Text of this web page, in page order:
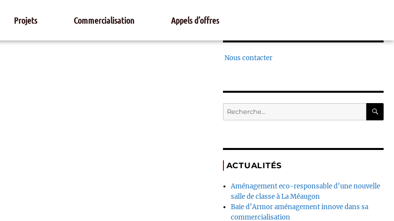
Projets Commercialisation Appels d’offres
Nous contacter
ACTUALITÉS
Aménagement eco-responsable d’une nouvelle
salle de classe à La Méaugon
Baie d’Armor aménagement innove dans sa
commercialisation